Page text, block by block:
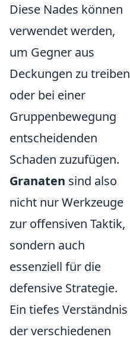
Diese Nades können
verwendet werden,
um Gegner aus
Deckungen zu treiben
oder bei einer
Gruppenbewegung
entscheidenden
Schaden zuzufügen.
Granaten sind also
nicht nur Werkzeuge
zur offensiven Taktik,
sondern auch
essenziell für die
defensive Strategie.
Ein tiefes Verständnis
der verschiedenen